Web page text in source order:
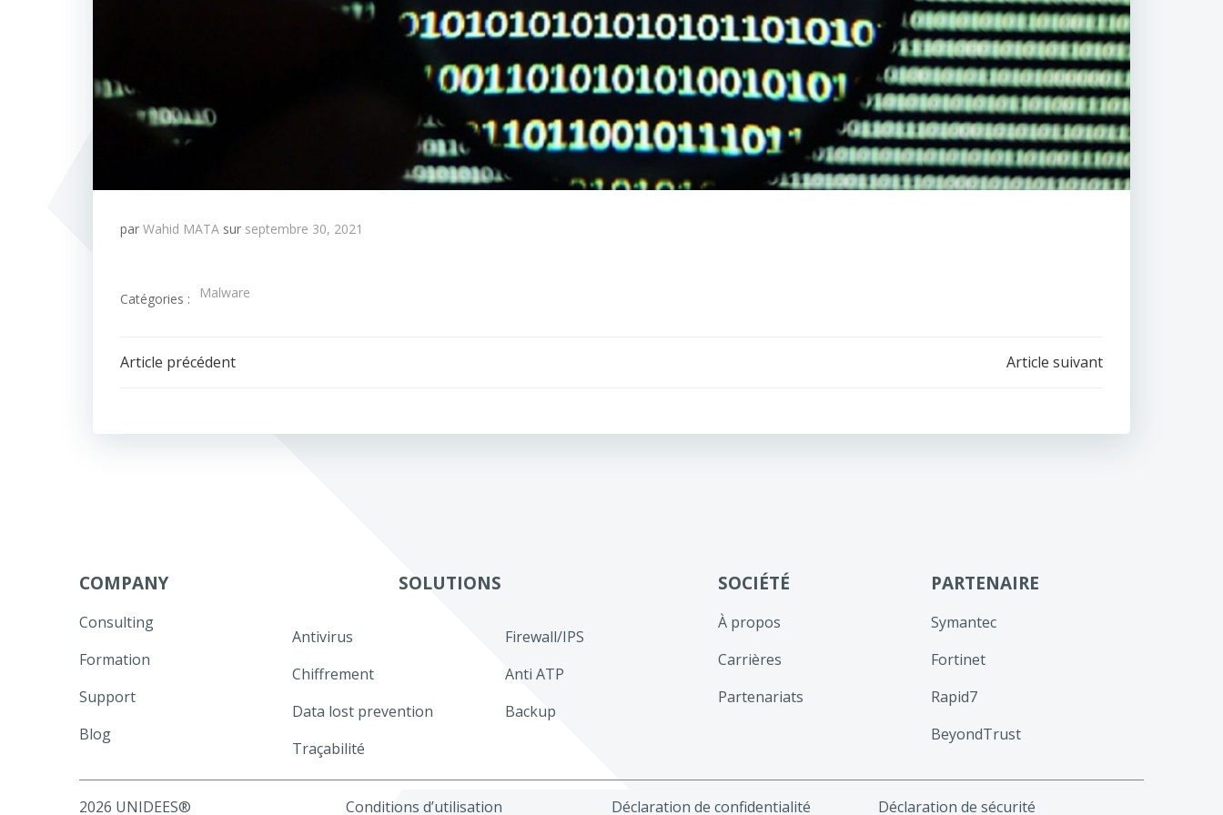
par Wahid MATA sur septembre 30, 2021
Catégories : Malware
Navigation
Article précédent Article suivant
COMPANY
Consulting
Formation
Support
Blog
SOLUTIONS
Antivirus
Chiffrement
Data lost prevention
Traçabilité
Firewall/IPS
Anti ATP
Backup
SOCIÉTÉ
À propos
Carrières
Partenariats
PARTENAIRE
Symantec
Fortinet
Rapid7
BeyondTrust
2026 UNIDEES® Conditions d’utilisation Déclaration de confidentialité Déclaration de sécurité